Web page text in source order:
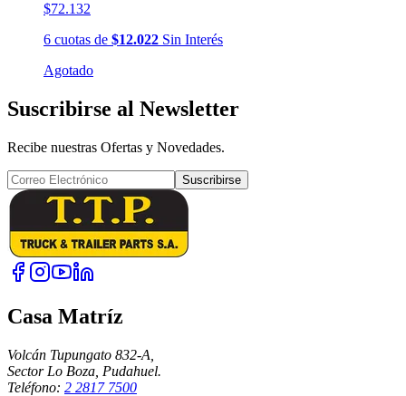
$72.132
6 cuotas de $12.022 Sin Interés
Agotado
Suscribirse al Newsletter
Recibe nuestras Ofertas y Novedades.
Suscribirse
Casa Matríz
Volcán Tupungato 832-A,
Sector Lo Boza, Pudahuel.
Teléfono: 2 2817 7500